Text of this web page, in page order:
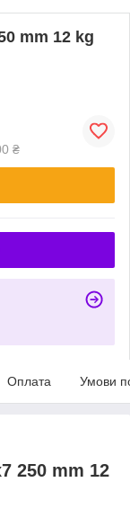
mm 12 kg
₴
Оплата Умови
250 mm 12